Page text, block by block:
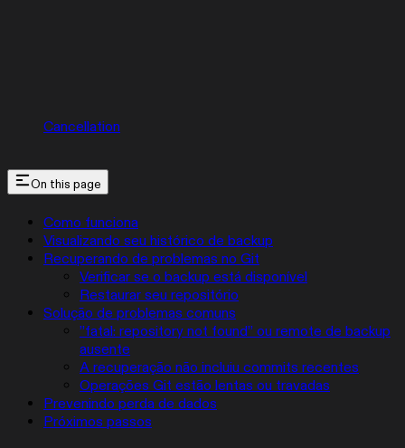
Cancellation
On this page
Como funciona
Visualizando seu histórico de backup
Recuperando de problemas no Git
Verificar se o backup está disponível
Restaurar seu repositório
Solução de problemas comuns
”fatal: repository not found” ou remote de backup
ausente
A recuperação não incluiu commits recentes
Operações Git estão lentas ou travadas
Prevenindo perda de dados
Próximos passos